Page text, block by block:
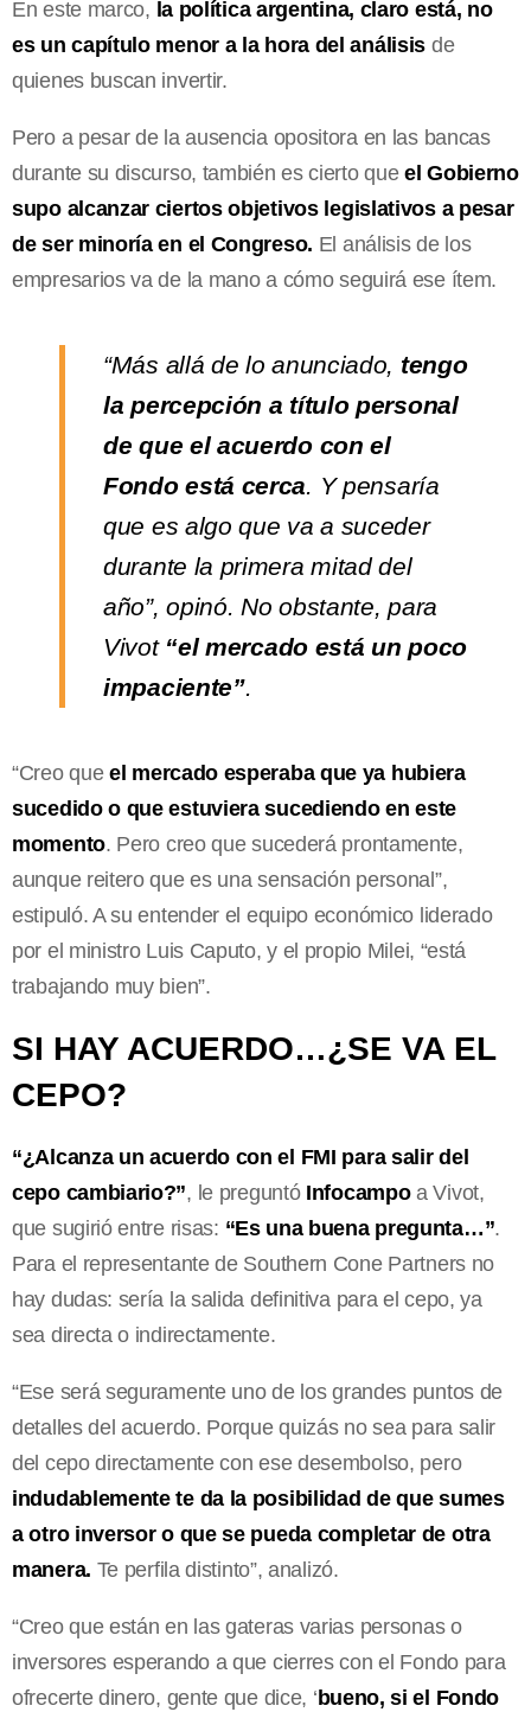
En este marco, la política argentina, claro está, no
es un capítulo menor a la hora del análisis de
quienes buscan invertir.
Pero a pesar de la ausencia opositora en las bancas
durante su discurso, también es cierto queel Gobierno
supo alcanzar ciertos objetivos legislativos a pesar
de ser minoría en el Congreso. El análisis de los
empresarios va de la mano a cómo seguirá ese ítem.
“Más allá de lo anunciado, tengo
la percepción a título personal
de que el acuerdo con el
Fondo está cerca. Y pensaría
que es algo que va a suceder
durante la primera mitad del
año”, opinó. No obstante, para
Vivot “el mercado está un poco
impaciente”.
“Creo que el mercado esperaba que ya hubiera
sucedido o que estuviera sucediendo en este
momento. Pero creo que sucederá prontamente,
aunque reitero que es una sensación personal”,
estipuló. A su entender el equipo económico liderado
por el ministro Luis Caputo, y el propio Milei, “está
trabajando muy bien”.
SI HAY ACUERDO…¿SE VA EL
CEPO?
“¿Alcanza un acuerdo con el FMI para salir del
cepo cambiario?”, le preguntó Infocampoa Vivot,
que sugirió entre risas: “Es una buena pregunta…”.
Para el representante de Southern Cone Partners no
hay dudas: sería la salida definitiva para el cepo, ya
sea directa o indirectamente.
“Ese será seguramente uno de los grandes puntos de
detalles del acuerdo. Porque quizás no sea para salir
del cepo directamente con ese desembolso, pero
indudablemente te da la posibilidad de que sumes
a otro inversor o que se pueda completar de otra
manera. Te perfila distinto”, analizó.
“Creo que están en las gateras varias personas o
inversores esperando a que cierres con el Fondo para
ofrecerte dinero, gente que dice, ‘ bueno, si el Fondo